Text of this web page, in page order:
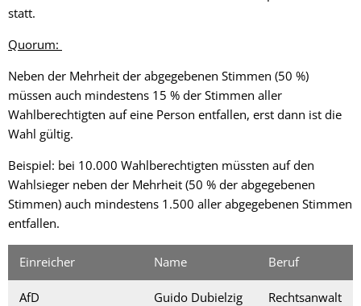
statt.
Quorum:
Neben der Mehrheit der abgegebenen Stimmen (50 %)
müssen auch mindestens 15 % der Stimmen aller
Wahlberechtigten auf eine Person entfallen, erst dann ist die
Wahl gültig.
Beispiel: bei 10.000 Wahlberechtigten müssten auf den
Wahlsieger neben der Mehrheit (50 % der abgegebenen
Stimmen) auch mindestens 1.500 aller abgegebenen Stimmen
entfallen.
Einreicher Name Beruf
AfD Guido Dubielzig Rechtsanwalt